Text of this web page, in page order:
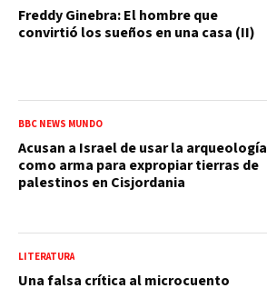
Freddy Ginebra: El hombre que
convirtió los sueños en una casa (II)
BBC NEWS MUNDO
Acusan a Israel de usar la arqueología
como arma para expropiar tierras de
palestinos en Cisjordania
LITERATURA
Una falsa crítica al microcuento